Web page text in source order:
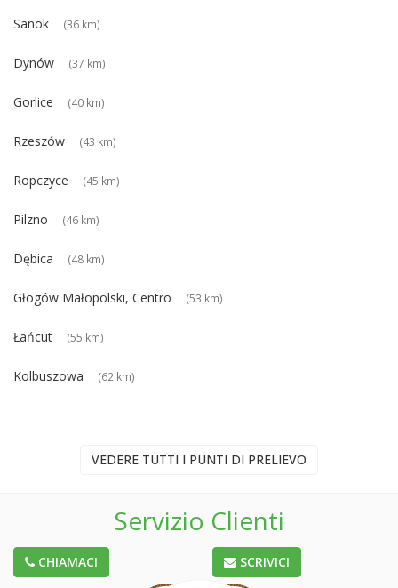
Sanok (36 km)
Dynów (37 km)
Gorlice (40 km)
Rzeszów (43 km)
Ropczyce (45 km)
Pilzno (46 km)
Dębica (48 km)
Głogów Małopolski, Centro (53 km)
Łańcut (55 km)
Kolbuszowa (62 km)
VEDERE TUTTI I PUNTI DI PRELIEVO
Servizio Clienti
CHIAMACI SCRIVICI